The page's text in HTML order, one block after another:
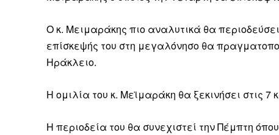
Ο κ. Μειμαράκης πιο αναλυτικά θα
επίσκεψής του στη μεγαλόνησο θα
Ηράκλειο.
Η ομιλία του κ. Μεϊμαράκη θα ξεκινήσει στις 7
Η περιοδεία του θα συνεχιστεί την Πέμπτη